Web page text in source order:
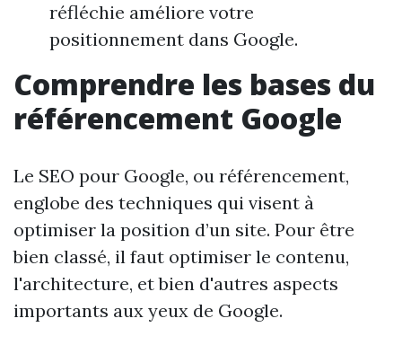
réfléchie améliore votre
positionnement dans Google.
Comprendre les bases du
référencement Google
Le SEO pour Google, ou référencement,
englobe des techniques qui visent à
optimiser la position d’un site. Pour être
bien classé, il faut optimiser le contenu,
l'architecture, et bien d'autres aspects
importants aux yeux de Google.